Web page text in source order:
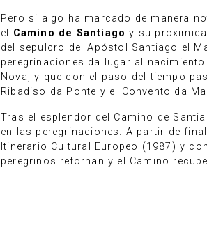
Pero si algo ha marcado de manera
el Camino de Santiago y su
del sepulcro del Apóstol Santiago el
peregrinaciones da lugar al
Nova, y que con el paso del tiempo
Ribadiso da Ponte y el Convento da
Tras el esplendor del Camino de
en las peregrinaciones. A partir de
Itinerario Cultural Europeo (1987) y
peregrinos retornan y el Camino